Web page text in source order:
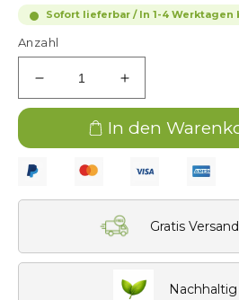
Sofort lieferbar / In 1-4 Werktagen
Anzahl
Verringere
die
Menge
für
SET
basisches
Sonnenpflegeöl
Sango
Erhöhe
die
Menge
für
SET
basisches
Sango
Coralle
In den
Gratis